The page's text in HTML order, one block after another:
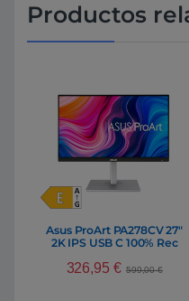
Productos
Asus ProArt PA278CV 27″
2K IPS USB C 100% Rec
326,95 € 599,00€